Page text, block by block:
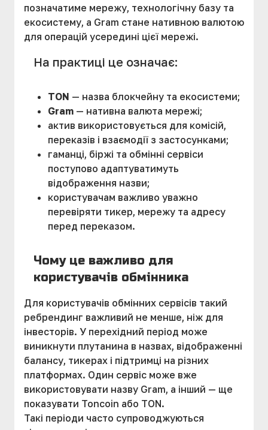
позначатиме мережу, технологічну базу та
екосистему, а Gram стане нативною валютою
для операцій усередині цієї мережі.
На практиці це означає:
TON — назва блокчейну та екосистеми;
Gram — нативна валюта мережі;
актив використовується для комісій,
переказів і взаємодії з застосунками;
гаманці, біржі та обмінні сервіси
поступово адаптуватимуть
відображення назви;
користувачам важливо уважно
перевіряти тикер, мережу та адресу
перед переказом.
Чому це важливо для
користувачів обмінника
Для користувачів обмінних сервісів такий
ребрендинг важливий не менше, ніж для
інвесторів. У перехідний період може
виникнути плутанина в назвах, відображенні
балансу, тикерах і підтримці на різних
платформах. Один сервіс може вже
використовувати назву Gram, а інший — ще
показувати Toncoin або TON.
Такі періоди часто супроводжуються